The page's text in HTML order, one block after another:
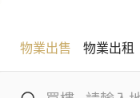
物業出售 物業出租